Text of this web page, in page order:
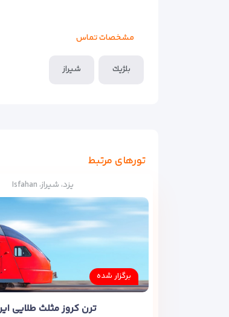
مشخصات تماس
بلژيك شیراز
تورهای مرتبط
یزد، شیراز، Isfahan
برگزار شده
ترن کروز مثلث طلایی